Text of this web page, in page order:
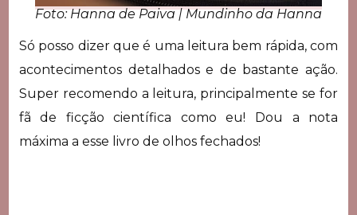
Foto: Hanna de Paiva | Mundinho da Hanna
Só posso dizer que é uma leitura bem rápida, com
acontecimentos detalhados e de bastante ação.
Super recomendo a leitura, principalmente se for
fã de ficção científica como eu! Dou a nota
máxima a esse livro de olhos fechados!